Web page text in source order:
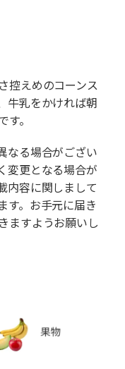
控えめのコーンス
牛乳をかければ朝
。
なる場合がござい
変更となる場合が
内容に関しまして
す。お手元に届き
ますようお願いし